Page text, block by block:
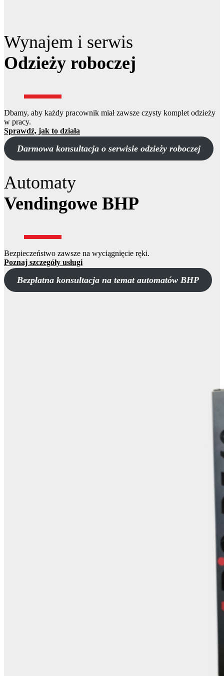
Wynajem i serwis
Odzieży roboczej
Dbamy, aby każdy pracownik miał zawsze czysty komplet odzieży
w pracy.
Sprawdź, jak to działa
Darmowa konsultacja o serwisie odzieży roboczej
Automaty
Vendingowe BHP
Bezpieczeństwo zawsze na wyciągnięcie ręki.
Poznaj szczegóły usługi
Bezpłatna konsultacja na temat automatów BHP